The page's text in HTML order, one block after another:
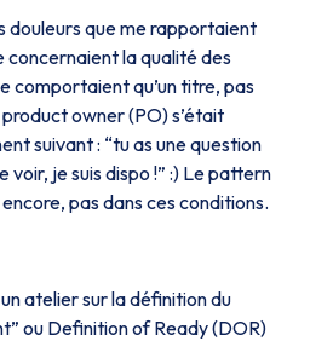
douleurs que me rapportaient
concernaient la qualité des
comportaient qu’un titre, pas
owner (PO) s’était
suivant : “tu as une question
voir, je suis dispo !” :) Le pattern
pas dans ces conditions.
atelier sur la définition du
ou Definition of Ready (DOR)